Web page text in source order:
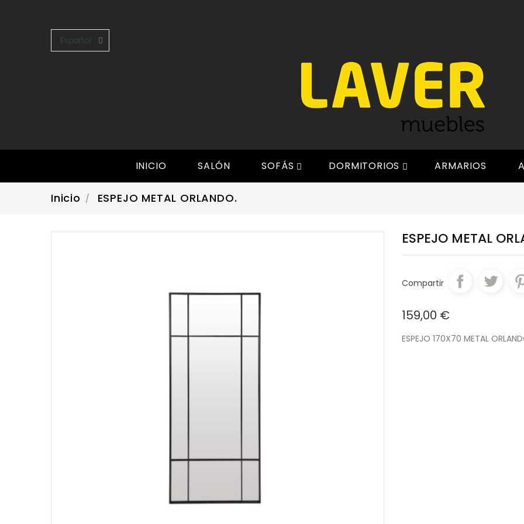
Español 
INICIO SALÓN 
SOFÁS 
DORMITORIOS ARMARIOS
Inicio ESPEJO METAL ORLANDO.
ESPEJO METAL
Compartir
159,00 €
ESPEJO 170X70 METAL